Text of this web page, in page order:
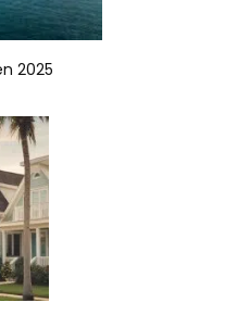
2025